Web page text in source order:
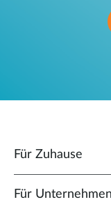
Für Zuhause
Für Unternehmen